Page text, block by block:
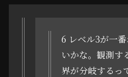
6 レベル3が一
いかな。観測す
界が分岐するっ